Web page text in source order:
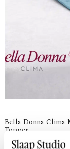
Bella Donna Clima
Topper
75,00-€